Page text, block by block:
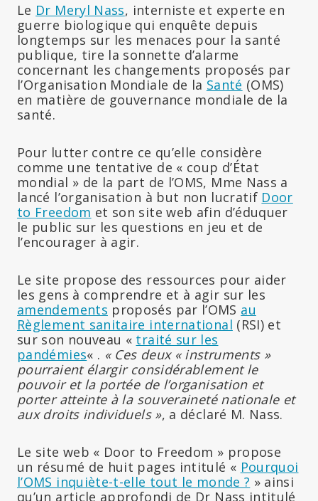
Le Dr Meryl Nass, interniste et experte en
guerre biologique qui enquête depuis
longtemps sur les menaces pour la santé
publique, tire la sonnette d’alarme
concernant les changements proposés par
l’Organisation Mondiale de la Santé (OMS)
en matière de gouvernance mondiale de la
santé.
Pour lutter contre ce qu’elle considère
comme une tentative de « coup d’État
mondial » de la part de l’OMS, Mme Nass a
lancé l’organisation à but non lucratif Door
to Freedom et son site web afin d’éduquer
le public sur les questions en jeu et de
l’encourager à agir.
Le site propose des ressources pour aider
les gens à comprendre et à agir sur les
amendements proposés par l’OMS au
Règlement sanitaire international (RSI) et
sur son nouveau « traité sur les
pandémies« . « Ces deux « instruments »
pourraient élargir considérablement le
pouvoir et la portée de l’organisation et
porter atteinte à la souveraineté nationale et
aux droits individuels », a déclaré M. Nass.
Le site web « Door to Freedom » propose
un résumé de huit pages intitulé « Pourquoi
l’OMS inquiète-t-elle tout le monde ? » ainsi
qu’un article approfondi de Dr Nass intitulé